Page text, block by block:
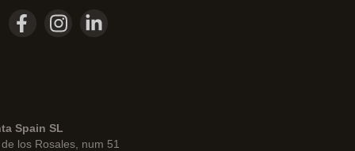
Spain SL
los Rosales, num 51